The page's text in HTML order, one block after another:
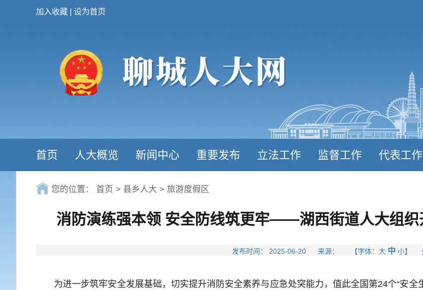
加入收藏 设为首页
首页 人大概览 新闻中心 重要发布 立法工作 监督工作 代表工作
您的位置： 首页 > 县乡人大 > 旅游度假区
消防演练强本领 安全防线筑更牢——湖西街道人大组织
发布时间： 2025-06-20 来源： 【字体： 大 中 小】
为进一步筑牢安全发展基础，切实提升消防安全素养与应急处突能力，值此全国第24个“安全